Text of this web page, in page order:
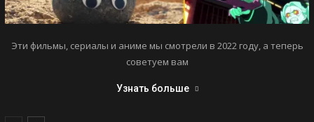
Эти фильмы, сериалы и аниме мы смотрели в 2022 году, а теперь
советуем вам
Узнать больше